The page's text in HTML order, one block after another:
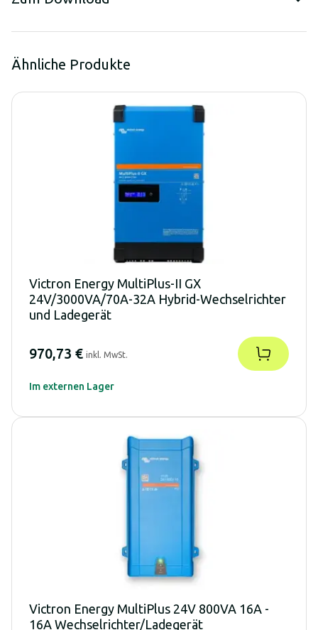
Ähnliche Produkte
Victron Energy MultiPlus-II GX
24V/3000VA/70A-32A Hybrid-Wechselrichter
und Ladegerät
970,73 € inkl. MwSt.
Im externen Lager
Victron Energy MultiPlus 24V 800VA 16A -
16A Wechselrichter/Ladegerät